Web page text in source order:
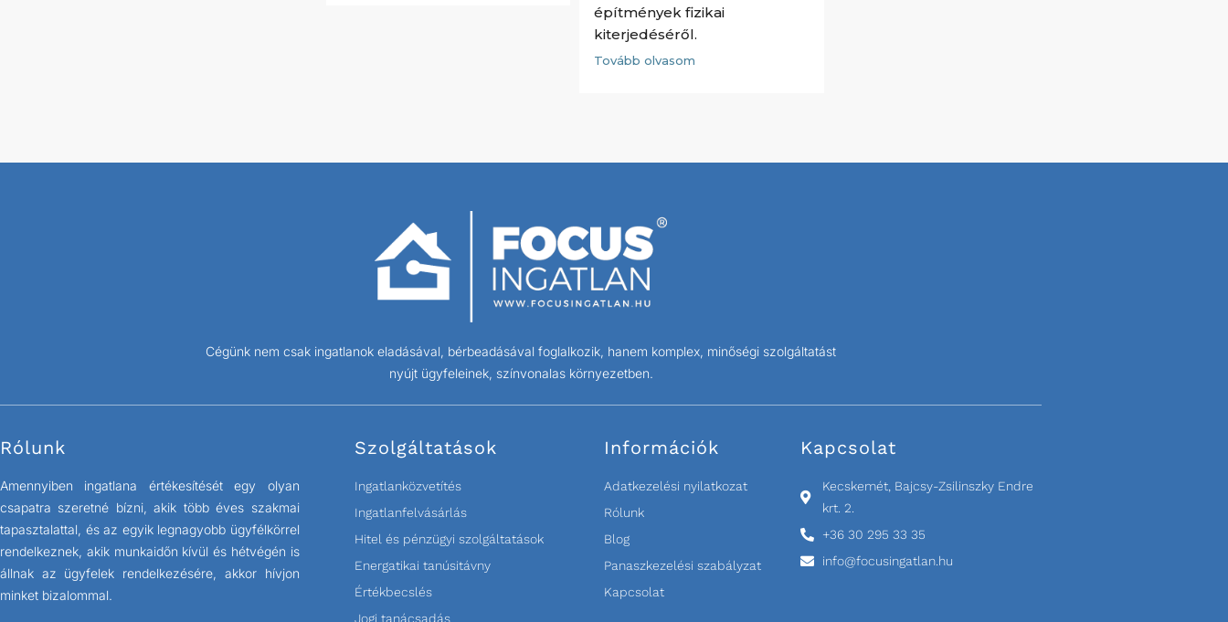
építmények fizikai
kiterjedéséről.
Tovább olvasom
Cégünk nem csak ingatlanok eladásával, bérbeadásával foglalkozik, hanem komplex, minőségi szolgáltatást
nyújt ügyfeleinek, színvonalas környezetben.
Rólunk
Amennyiben ingatlana értékesítését egy olyan
csapatra szeretné bízni, akik több éves szakmai
tapasztalattal, és az egyik legnagyobb ügyfélkörrel
rendelkeznek, akik munkaidőn kívül és hétvégén is
állnak az ügyfelek rendelkezésére, akkor hívjon
minket bizalommal.
Szolgáltatások
Ingatlanközvetítés
Ingatlanfelvásárlás
Hitel és pénzügyi szolgáltatások
Energatikai tanúsitávny
Értékbecslés
Jogi tanácsadás
Információk
Adatkezelési nyilatkozat
Rólunk
Blog
Panaszkezelési szabályzat
Kapcsolat
Kapcsolat
Kecskemét, Bajcsy-Zsilinszky Endre
krt. 2.
+36 30 295 33 35
info@focusingatlan.hu